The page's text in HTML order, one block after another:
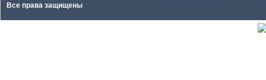
Все права защищены